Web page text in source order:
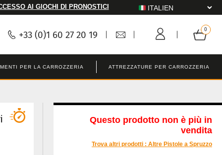
AI GIOCHI DI PRONOSTICI
+33 (0)1 60 27 20 19
PER LA CARROZZERIA ATTREZZATURE PER CARROZZERIA
Questo prodotto non è più in
vendita
Trova altri prodotti : Altre Pistole a Spruzzo